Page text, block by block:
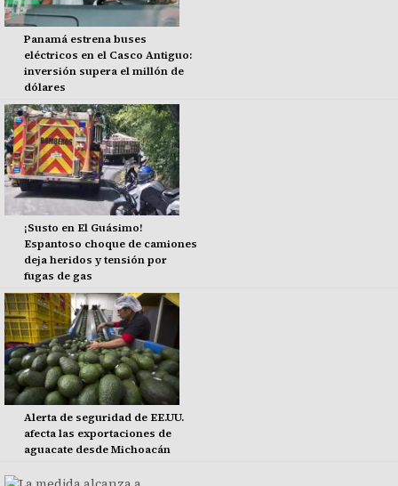
Panamá estrena buses
eléctricos en el Casco Antiguo:
inversión supera el millón de
dólares
¡Susto en El Guásimo!
Espantoso choque de camiones
deja heridos y tensión por
fugas de gas
Alerta de seguridad de EE.UU.
afecta las exportaciones de
aguacate desde Michoacán